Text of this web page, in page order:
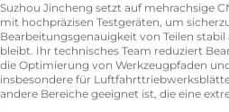
Suzhou Jincheng setzt auf mehrachsige
mit hochpräzisen Testgeräten, um
Bearbeitungsgenauigkeit von Teilen
bleibt. Ihr technisches Team reduziert
die Optimierung von Werkzeugpfaden
insbesondere für
andere Bereiche geeignet ist, die eine